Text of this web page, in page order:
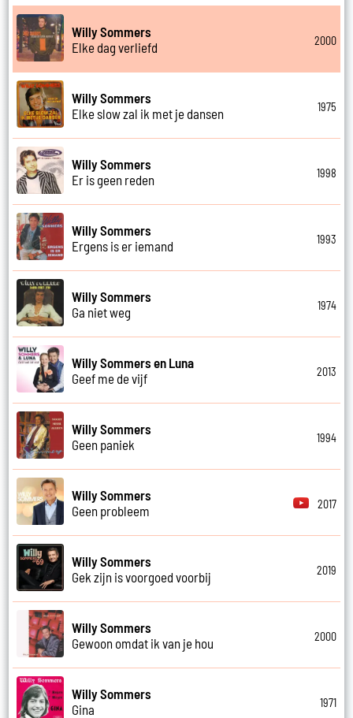
Willy Sommers
Elke dag verliefd
2000
Willy Sommers
Elke slow zal ik met je dansen
1975
Willy Sommers
Er is geen reden
1998
Willy Sommers
Ergens is er iemand
1993
Willy Sommers
Ga niet weg
1974
Willy Sommers en Luna
Geef me de vijf
2013
Willy Sommers
Geen paniek
1994
Willy Sommers
Geen probleem
2017
Willy Sommers
Gek zijn is voorgoed voorbij
2019
Willy Sommers
Gewoon omdat ik van je hou
2000
Willy Sommers
Gina
1971